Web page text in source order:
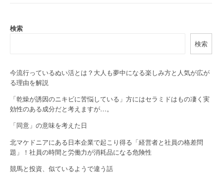
a
g
a
t
o
n
検索
検索
今流行っているぬい活とは？大人も夢中になる楽しみ方と人気が広が
る理由を解説
「乾燥が誘因のニキビに苦悩している」方にはセラミドはもの凄く実
効性のある成分だと考えますが…。
「同意」の意味を考えた日
北マケドニアにある日本企業で起こり得る「経営者と社員の格差問
題」！社員の時間と労働力が消耗品になる危険性
競馬と投資、似ているようで違う話